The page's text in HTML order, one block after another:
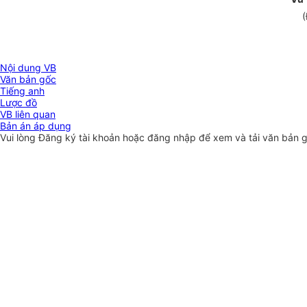
Nội dung VB
Văn bản gốc
Tiếng anh
Lược đồ
VB liên quan
Bản án áp dụng
Vui lòngĐăng ký tài khoản hoặc đăng nhập để xem và tải văn bản